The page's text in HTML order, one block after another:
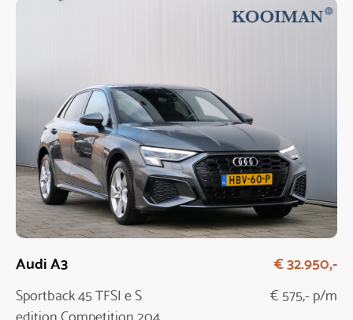
Audi A3
Sportback 45 TFSI e S
edition Competition 204
€ 32.950,-
€ 575,- p/m